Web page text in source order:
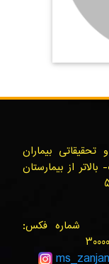
بیماران
از بیمارستان
۹۸-۳۳۴۳۹۰۹۵-۰۲۴ شماره فکس:
ms_zanjan